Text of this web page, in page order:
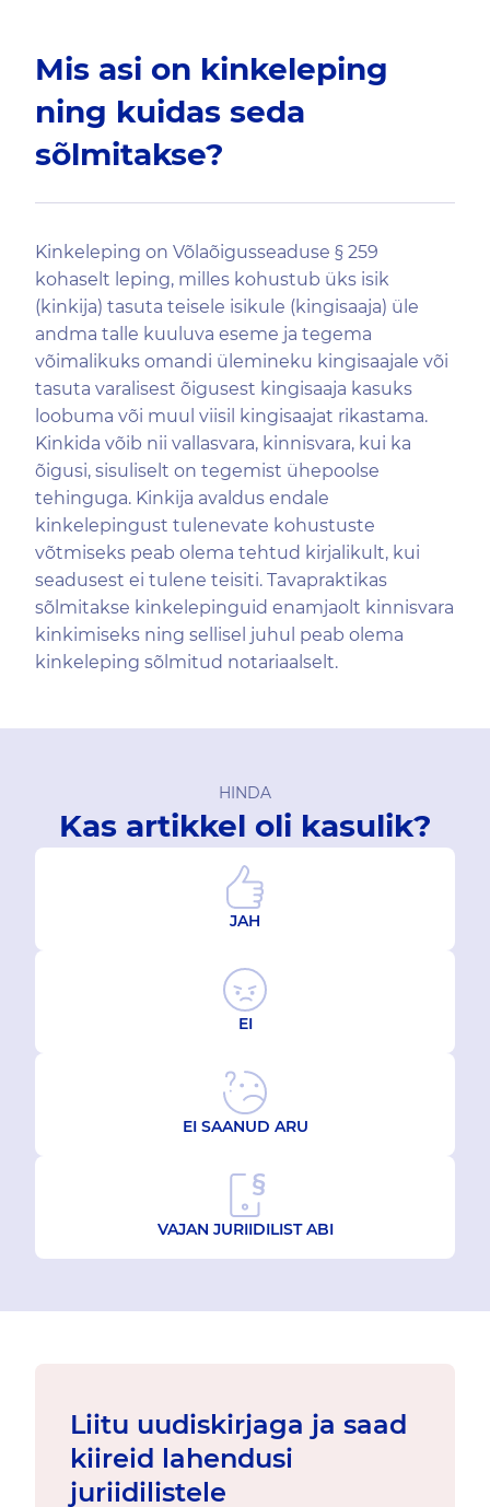
Mis asi on kinkeleping
ning kuidas seda
sõlmitakse?
Kinkeleping on Võlaõigusseaduse § 259
kohaselt leping, milles kohustub üks isik
(kinkija) tasuta teisele isikule (kingisaaja) üle
andma talle kuuluva eseme ja tegema
võimalikuks omandi ülemineku kingisaajale või
tasuta varalisest õigusest kingisaaja kasuks
loobuma või muul viisil kingisaajat rikastama.
Kinkida võib nii vallasvara, kinnisvara, kui ka
õigusi, sisuliselt on tegemist ühepoolse
tehinguga. Kinkija avaldus endale
kinkelepingust tulenevate kohustuste
võtmiseks peab olema tehtud kirjalikult, kui
seadusest ei tulene teisiti. Tavapraktikas
sõlmitakse kinkelepinguid enamjaolt kinnisvara
kinkimiseks ning sellisel juhul peab olema
kinkeleping sõlmitud notariaalselt.
HINDA
Kas artikkel oli kasulik?
JAH
EI
EI SAANUD ARU
VAJAN JURIIDILIST ABI
Liitu uudiskirjaga ja saad
kiireid lahendusi
juriidilistele